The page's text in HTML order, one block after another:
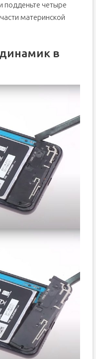
подденьте четыре
материнской
в